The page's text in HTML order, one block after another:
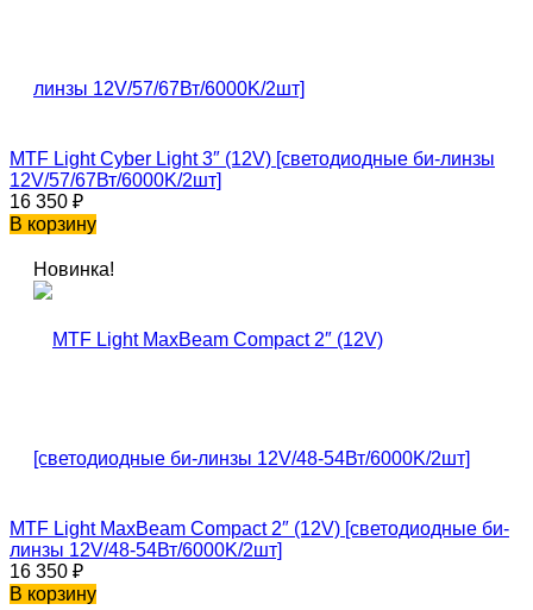
MTF Light Cyber Light 3″ (12V) [светодиодные би-линзы
12V/57/67Вт/6000K/2шт]
16 350 ₽
В корзину
Новинка!
MTF Light MaxBeam Compact 2″ (12V) [светодиодные би-
линзы 12V/48-54Вт/6000K/2шт]
16 350 ₽
В корзину